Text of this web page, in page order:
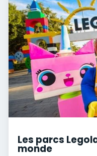
Les parcs
monde